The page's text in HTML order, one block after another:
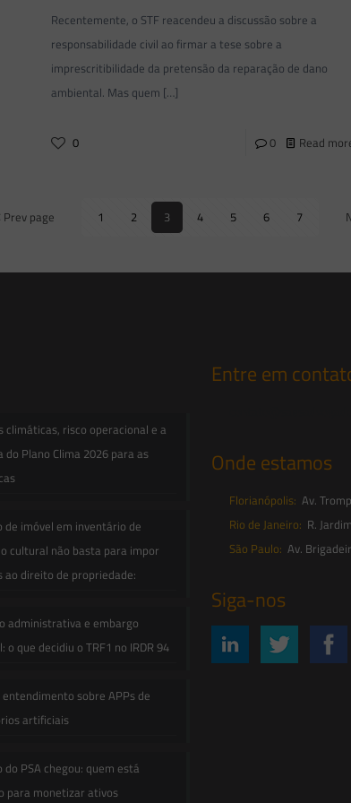
Recentemente, o STF reacendeu a discussão sobre a
responsabilidade civil ao firmar a tese sobre a
imprescritibilidade da pretensão da reparação de dano
ambiental. Mas quem […]
0 0 Read
Prev page 1 2 3 4 5 6 7
climáticas, risco operacional e a
do Plano Clima 2026 para as
de imóvel em inventário de
cultural não basta para impor
ao direito de propriedade:
administrativa e embargo
o que decidiu o TRF1 no IRDR 94
entendimento sobre APPs de
artificiais
do PSA chegou: quem está
para monetizar ativos
Entre em
Onde estamos
Florianópolis: Av.
Rio de Janeiro: R.
São Paulo: Av.
Siga-nos